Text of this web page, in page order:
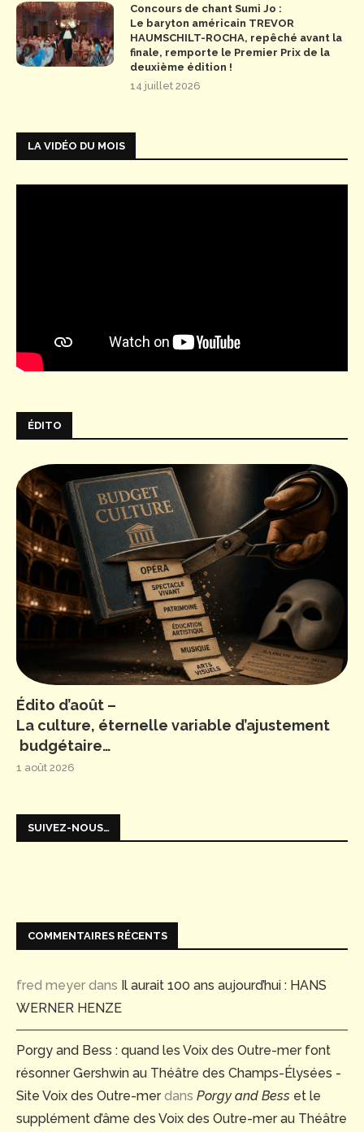
Concours de chant Sumi Jo :
Le baryton américain TREVOR
HAUMSCHILT-ROCHA, repêché avant la
finale, remporte le Premier Prix de la
deuxième édition !
14 juillet 2026
LA VIDÉO DU MOIS
ÉDITO
Édito d’août –
La culture, éternelle variable d’ajustement
budgétaire…
1 août 2026
SUIVEZ-NOUS…
COMMENTAIRES RÉCENTS
fred meyer dans Il aurait 100 ans aujourd’hui : HANS
WERNER HENZE
Porgy and Bess : quand les Voix des Outre-mer font
résonner Gershwin au Théâtre des Champs-Élysées -
Site Voix des Outre-merdans Porgy and Bess et le
supplément d’âme des Voix des Outre-mer au Théâtre